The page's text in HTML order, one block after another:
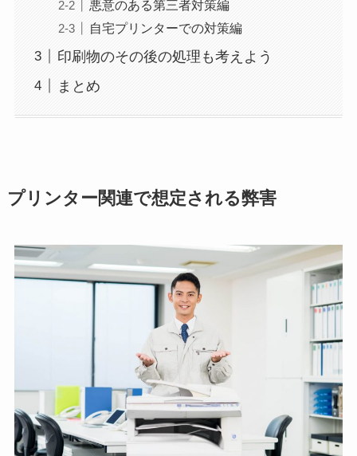
悪意のある第三者対策編
自宅プリンターでの対策編
印刷物のその後の処理も考えよう
まとめ
プリンター関連で想定される弊害